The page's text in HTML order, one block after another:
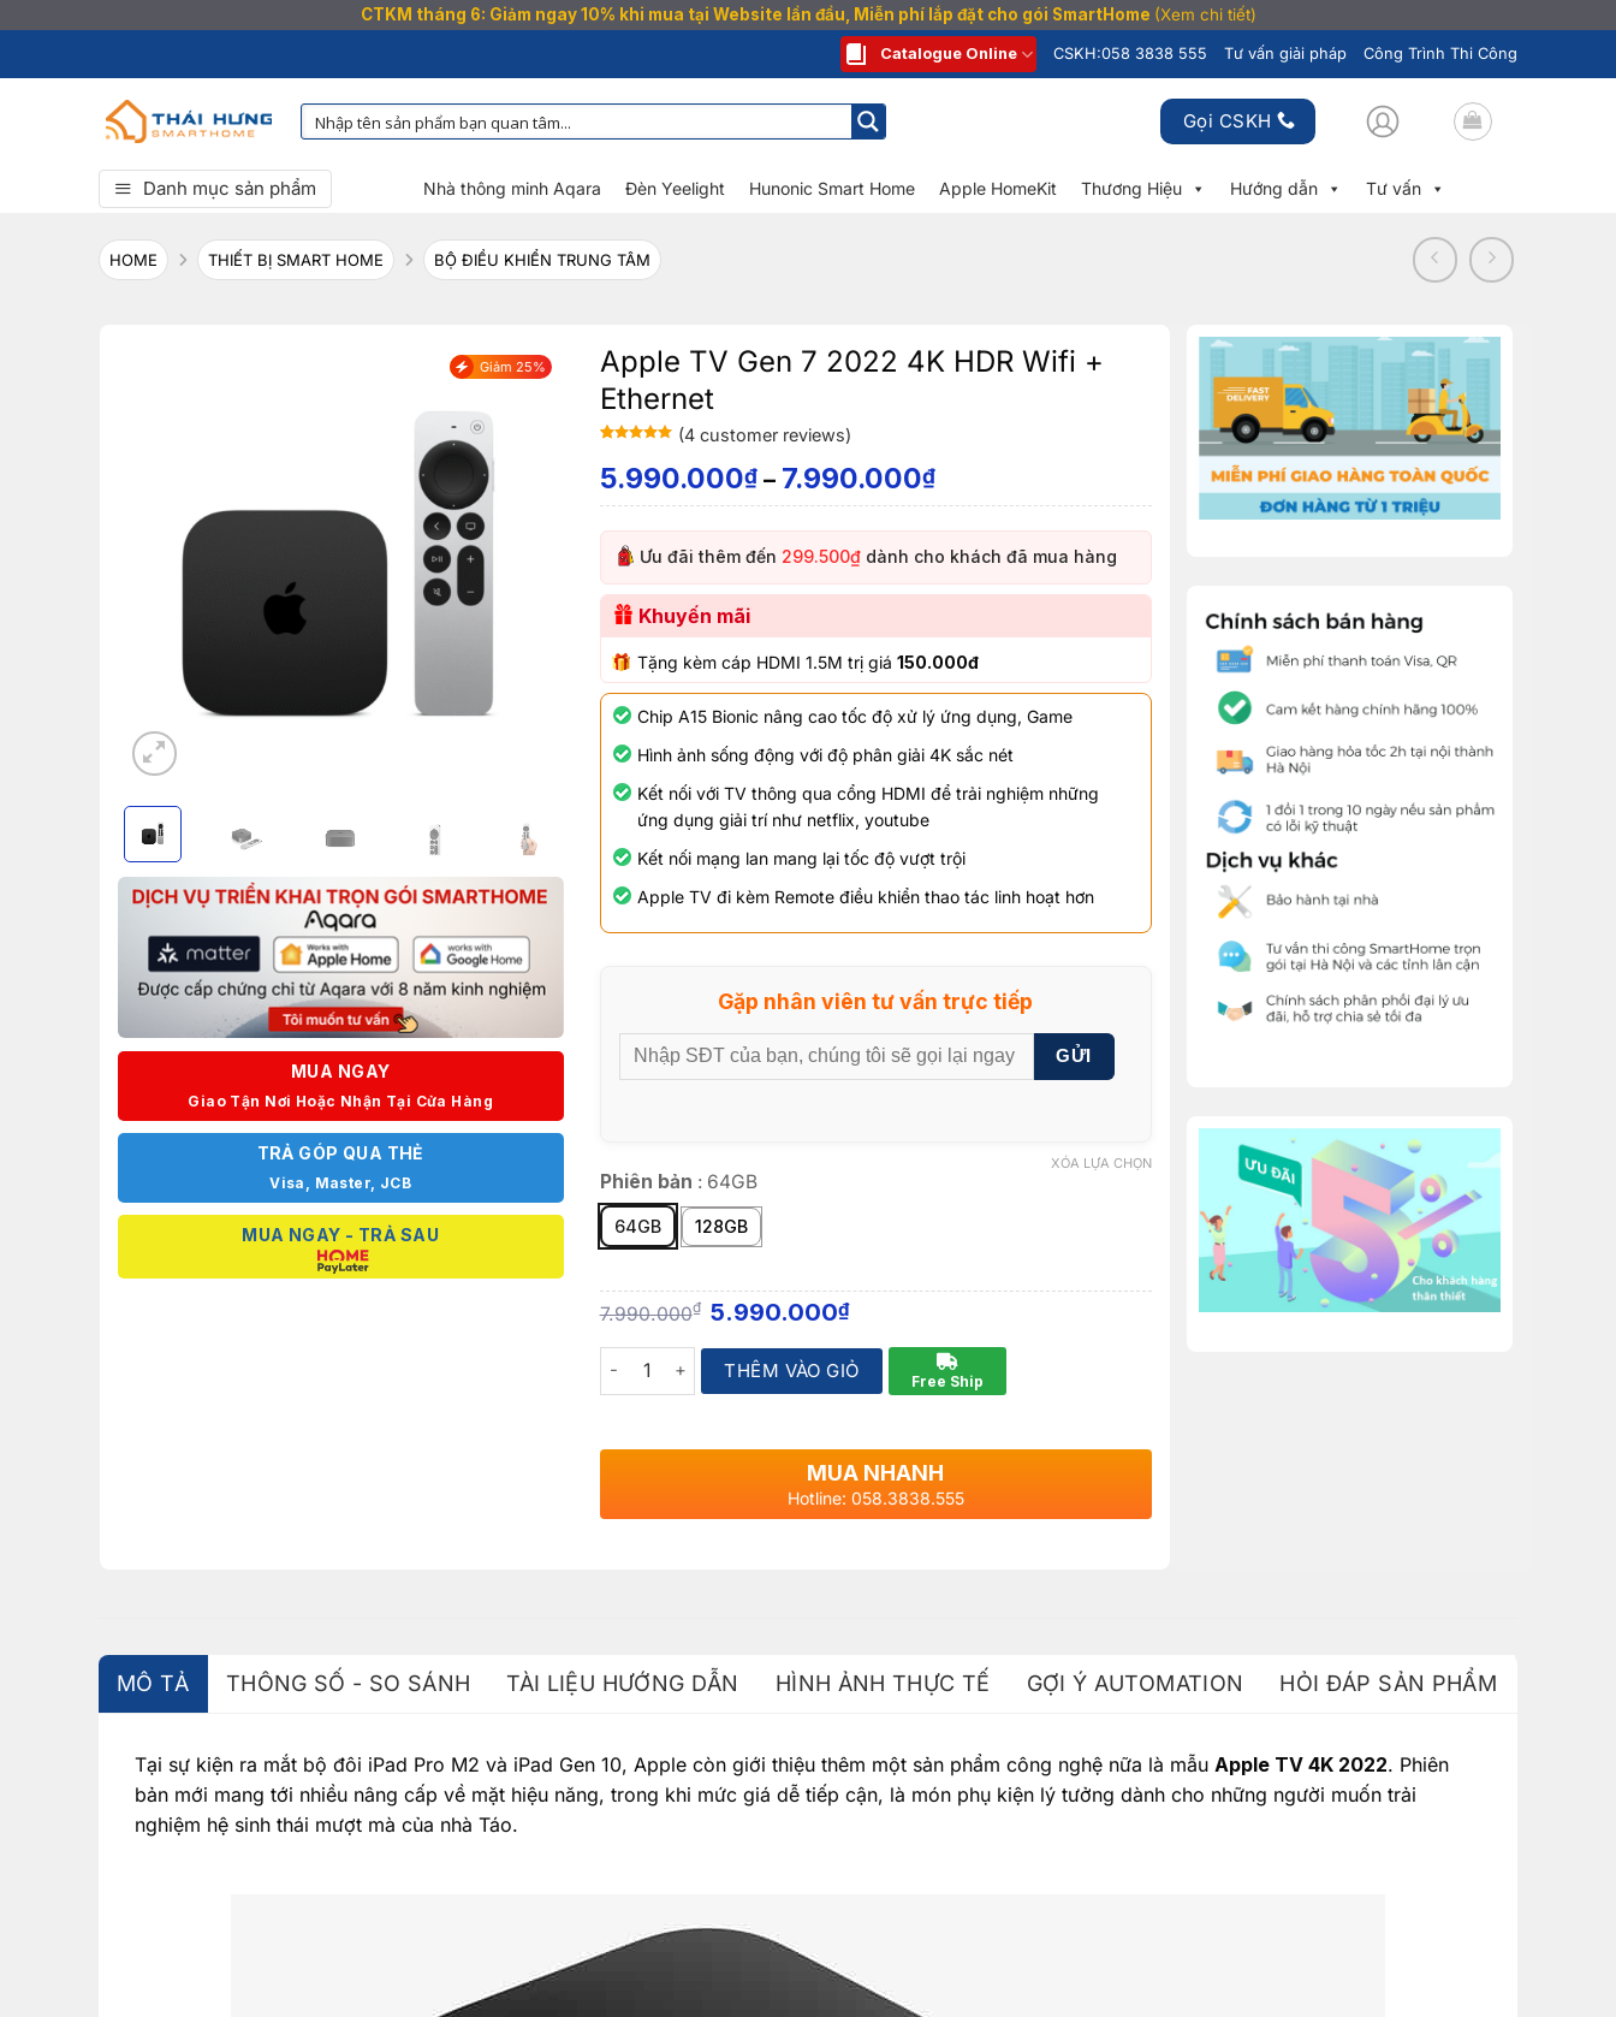
CTKM tháng 6: Giảm ngay 10% khi mua tại Website lần đầu, Miễn phí lắp đặt cho gói SmartHome (Xem chi tiết)
qua
Catalogue Online CSKH:058 3838 555 Tư vấn giải pháp Công Trình Thi Công
Gọi CSKH
Danh mục sản phẩm Nhà thông minh Aqara Đèn Yeelight Hunonic Smart Home Apple HomeKit Thương Hiệu Hướng dẫn Tư vấn
HOME THIẾT BỊ SMART HOME BỘ ĐIỀU KHIỂN TRUNG TÂM
Giảm 25%
MUA NGAY
Giao Tận Nơi Hoặc Nhận Tại Cửa Hàng
TRẢ GÓP QUA THẺ
Visa, Master, JCB
MUA NGAY - TRẢ SAU
Apple TV Gen 7 2022 4K HDR Wifi +
Ethernet
of 5 based
on
ratings
(4 customer reviews)
5.990.000₫– 7.990.000₫
Ưu đãi thêm đến 299.500₫dành cho khách đã mua hàng
Khuyến mãi
Tặng kèm cáp HDMI 1.5M trị giá 150.000đ
Chip A15 Bionic nâng cao tốc độ xử lý ứng dụng, Game
Hình ảnh sống động với độ phân giải 4K sắc nét
Kết nối với TV thông qua cổng HDMI để trải nghiệm những
ứng dụng giải trí như netflix, youtube
Kết nối mạng lan mang lại tốc độ vượt trội
Apple TV đi kèm Remote điều khiển thao tác linh hoạt hơn
Gặp nhân viên tư vấn trực tiếp
GỬI
Phiên bản : 64GB
64GB 128GB
XÓA LỰA CHỌN
7.990.000₫ 5.990.000₫
Quantity THÊM VÀO GIỎ Free Ship
MUA NHANH
Hotline: 058.3838.555
MÔ TẢ THÔNG SỐ - SO SÁNH TÀI LIỆU HƯỚNG DẪN HÌNH ẢNH THỰC TẾ GỢI Ý AUTOMATION HỎI ĐÁP SẢN PHẨM
Tại sự kiện ra mắt bộ đôi iPad Pro M2 và iPad Gen 10, Apple còn giới thiệu thêm một sản phẩm công nghệ nữa là mẫu Apple TV 4K 2022. Phiên
bản mới mang tới nhiều nâng cấp về mặt hiệu năng, trong khi mức giá dễ tiếp cận, là món phụ kiện lý tưởng dành cho những người muốn trải
nghiệm hệ sinh thái mượt mà của nhà Táo.